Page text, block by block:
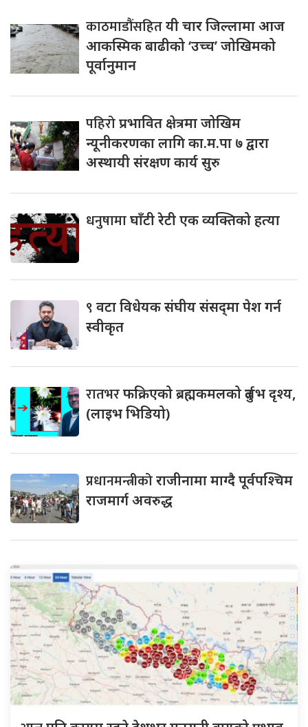
काठमाडौंसहितयी चार जिल्लामा आज
आकस्मिक बाढीको ‘उच्च’ जोखिमको
पूर्वानुमान
पहिरोप्रभावित क्षेत्रमा जोखिम
न्यूनीकरणका लागि का.म.पा ७ द्वारा
अस्थायी संरक्षण कार्य सुरु
धनुषामाघाँटी रेटी एक व्यक्तिको हत्या
९ वटा विधेयक संघीय संसद्‌मा पेश गर्न
स्वीकृत
रातभरफक्रिएको ब्रह्मकमलको दुर्लभ दृश्य,
(लाइभ भिडियो)
प्रधानमन्त्रीकोराजीनामा माग्दै पूर्वपश्चिम
राजमार्ग अवरुद्ध